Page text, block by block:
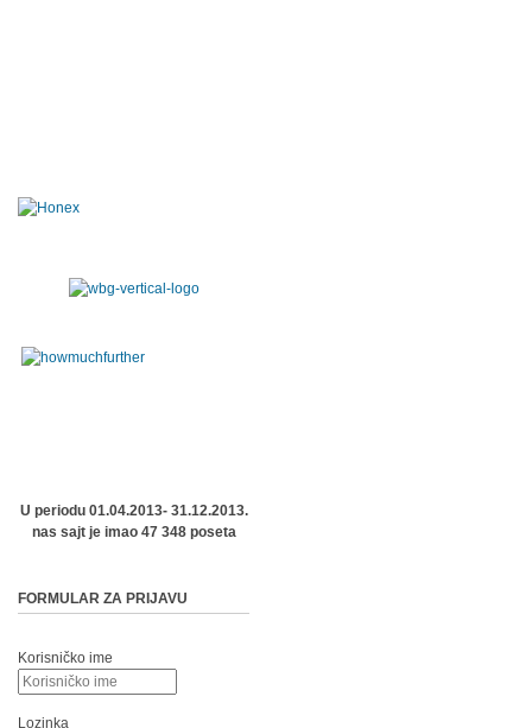
U periodu 01.04.2013- 31.12.2013.
nas sajt je imao 47 348 poseta
FORMULAR ZA PRIJAVU
Korisničko ime
Lozinka